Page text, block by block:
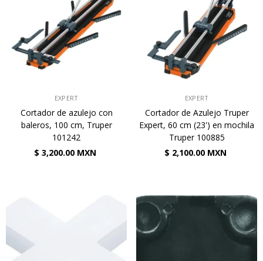
EXPERT
Cortador de azulejo con
baleros, 100 cm, Truper
101242
$ 3,200.00 MXN
EXPERT
Cortador de Azulejo Truper
Expert, 60 cm (23') en mochila
Truper 100885
$ 2,100.00 MXN